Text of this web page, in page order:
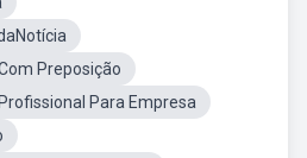
Preposição
Para Empresa